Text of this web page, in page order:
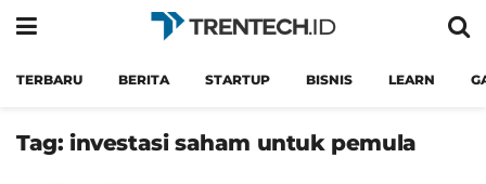
TERBARU BERITA STARTUP BISNIS LEARN
Tag: investasi saham untuk pemula